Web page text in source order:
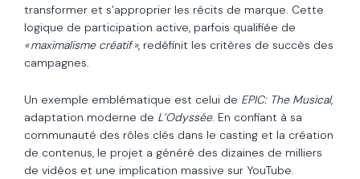
transformer et s’approprier les récits de marque. Cette
logique de participation active, parfois qualifiée de
« maximalisme créatif », redéfinit les critères de succès des
campagnes.
Un exemple emblématique est celui de EPIC: The Musical,
adaptation moderne de L’Odyssée. En confiant à sa
communauté des rôles clés dans le casting et la création
de contenus, le projet a généré des dizaines de milliers
de vidéos et une implication massive sur YouTube.